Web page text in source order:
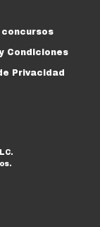
concursos
Condiciones
Privacidad